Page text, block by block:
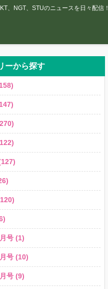
、NGT、STUのニュースを日々配信！
ーから探す
号 (1)
号 (10)
号 (9)